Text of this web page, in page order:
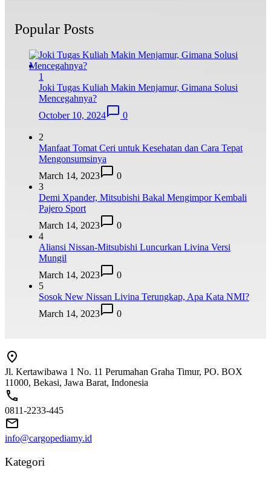
Popular Posts
1
Joki Tugas Kuliah Makin Menjamur, Gimana Solusi
Mencegahnya?
October 10, 2024
0
2
Manfaat Tomat Ceri untuk Kesehatan dan Cara Tepat
Mengonsumsinya
March 14, 2023
0
3
Demi Xpander, Mitsubishi Bakal Mengimpor Kembali
Pajero Sport
March 14, 2023
0
4
Aliansi Nissan-Mitsubishi Luncurkan Livina Versi
Mungil
March 14, 2023
0
5
Sosok New Nissan Livina Terungkap, Apa Kata NMI?
March 14, 2023
0
Jl. Kertawibawa 1 No. 11 Perumahan Graha Timur, PO. BOX
11000, Bekasi, Jawa Barat, Indonesia
0811-2233-445
info@cargopediamy.id
Kategori